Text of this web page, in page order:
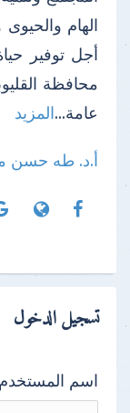
الهام
أجل توفير
محافظة
عامة...المزيد
أ.د. طه حسن
تسجيل الدخول
اسم المستخدم